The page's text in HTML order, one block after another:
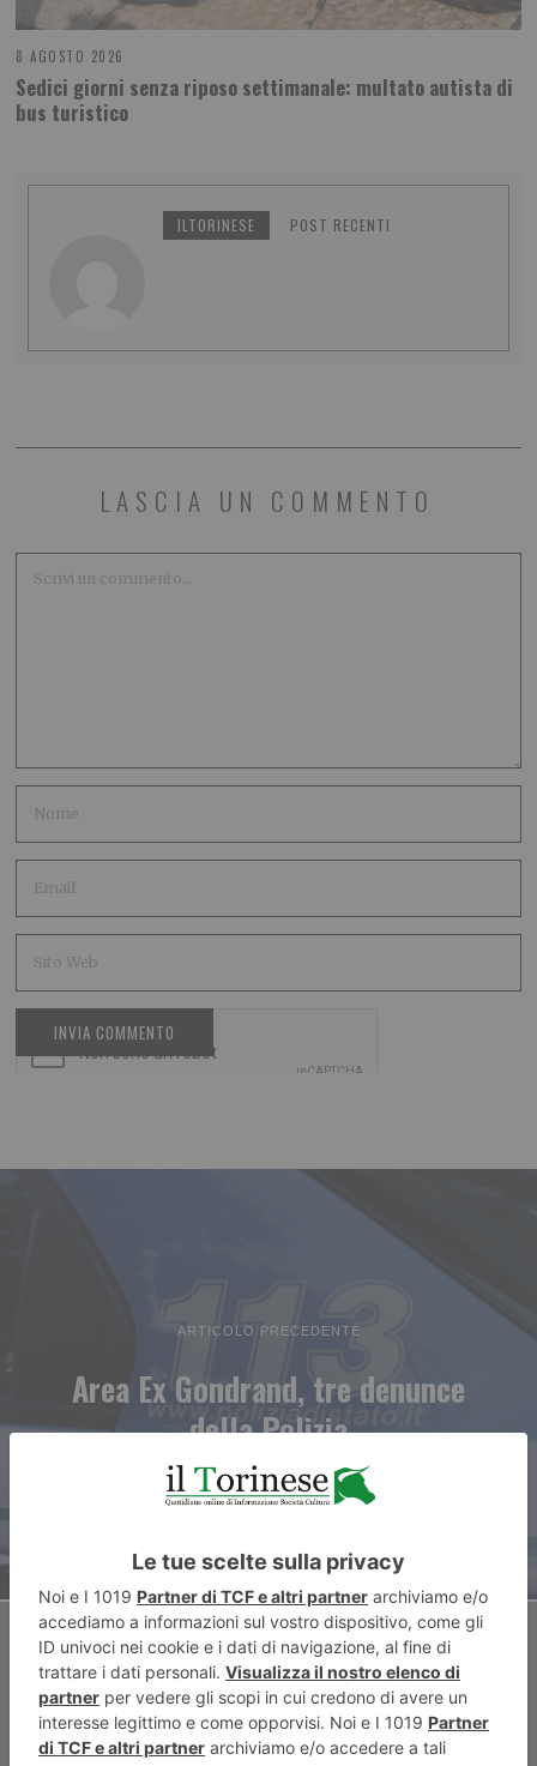
8 AGOSTO 2026
Sedici giorni senza riposo settimanale: multato autista di
bus turistico
ILTORINESE POST RECENTI
LASCIA UN COMMENTO
ARTICOLO PRECEDENTE
Area Ex Gondrand, tre denunce
della Polizia
ARTICOLO SUCCESSIVO